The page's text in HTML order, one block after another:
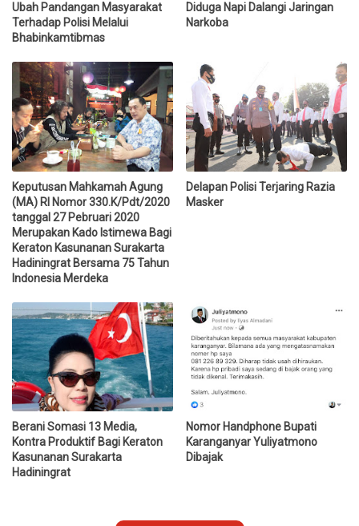
Ubah Pandangan Masyarakat
Terhadap Polisi Melalui
Bhabinkamtibmas
Diduga Napi Dalangi Jaringan
Narkoba
Keputusan Mahkamah Agung
(MA) RI Nomor 330.K/Pdt/2020
tanggal 27 Pebruari 2020
Merupakan Kado Istimewa Bagi
Keraton Kasunanan Surakarta
Hadiningrat Bersama 75 Tahun
Indonesia Merdeka
Delapan Polisi Terjaring Razia
Masker
Berani Somasi 13 Media,
Kontra Produktif Bagi Keraton
Kasunanan Surakarta
Hadiningrat
Nomor Handphone Bupati
Karanganyar Yuliyatmono
Dibajak